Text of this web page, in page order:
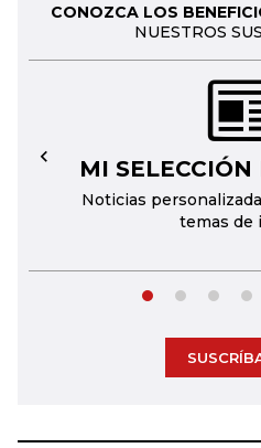
CONOZCA LOS
NUESTROS
MI
Noticias
temas de
←